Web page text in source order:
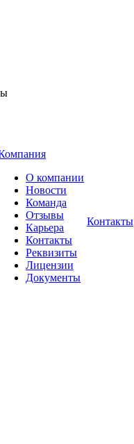
О компании
Новости
Команда
Отзывы
Карьера
Контакты
Реквизиты
Лицензии
Документы
Контакты